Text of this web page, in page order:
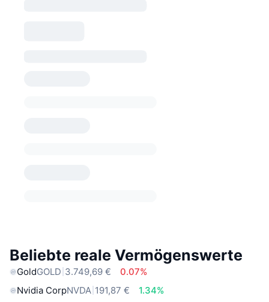
Beliebte reale Vermögenswerte
GoldGOLD 3.749,69 €
0.07%
Nvidia CorpNVDA 191,87 €
1.34%